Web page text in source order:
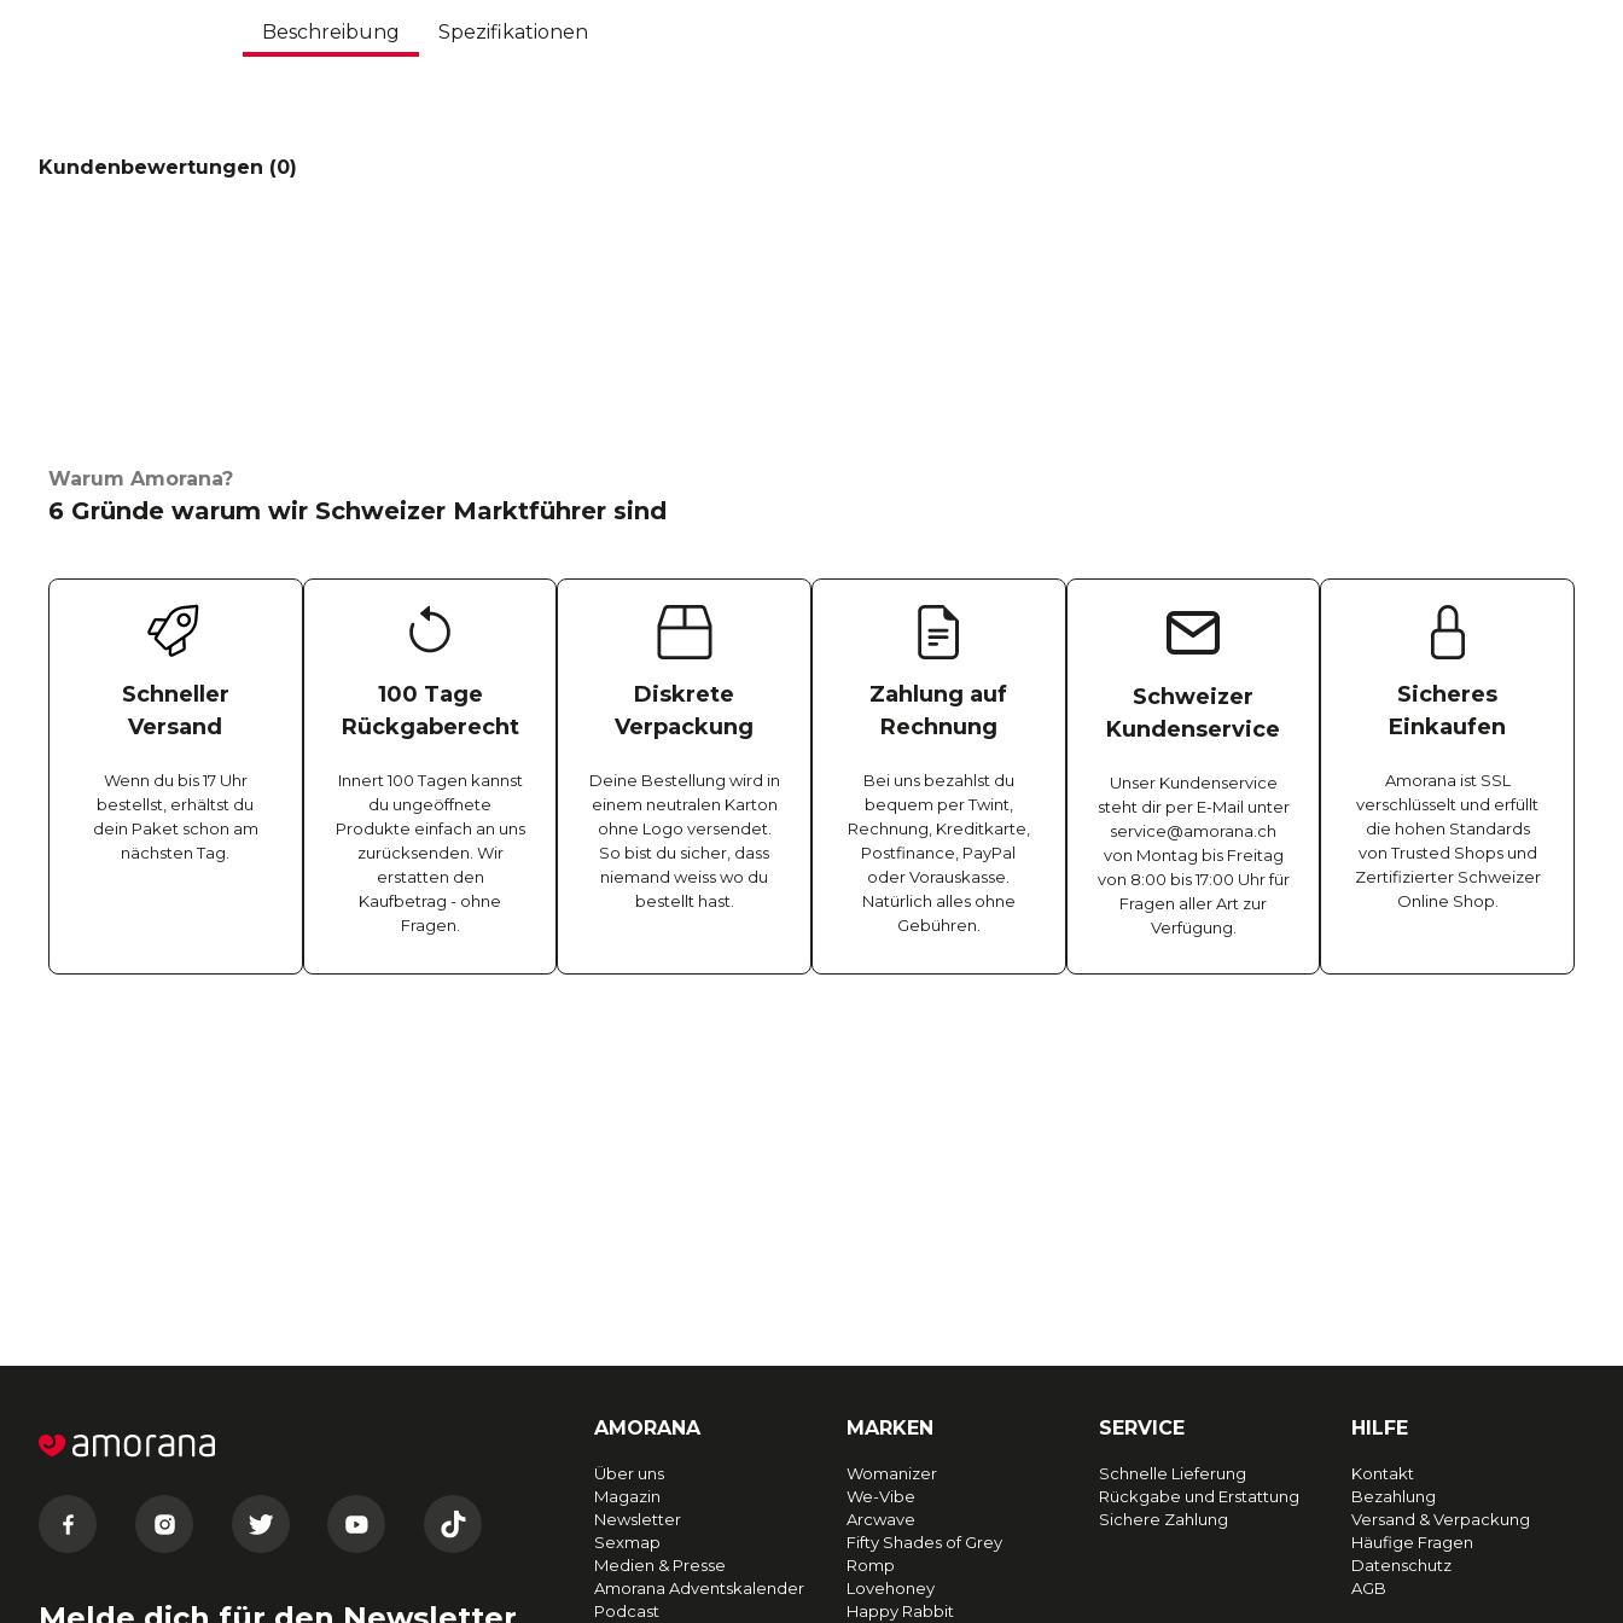
Beschreibung Spezifikationen
Kundenbewertungen (0)
Warum Amorana?
6 Gründe warum wir Schweizer Marktführer sind
Schneller
Versand
Wenn du bis 17 Uhr
bestellst, erhältst du
dein Paket schon am
nächsten Tag.
100 Tage
Rückgaberecht
Innert 100 Tagen kannst
du ungeöffnete
Produkte einfach an uns
zurücksenden. Wir
erstatten den
Kaufbetrag - ohne
Fragen.
Diskrete
Verpackung
Deine Bestellung wird in
einem neutralen Karton
ohne Logo versendet.
So bist du sicher, dass
niemand weiss wo du
bestellt hast.
Zahlung auf
Rechnung
Bei uns bezahlst du
bequem per Twint,
Rechnung, Kreditkarte,
Postfinance, PayPal
oder Vorauskasse.
Natürlich alles ohne
Gebühren.
Schweizer
Kundenservice
Unser Kundenservice
steht dir per E-Mail unter
service@amorana.ch
von Montag bis Freitag
von 8:00 bis 17:00 Uhr für
Fragen aller Art zur
Verfügung.
Sicheres
Einkaufen
Amorana ist SSL
verschlüsselt und erfüllt
die hohen Standards
von Trusted Shops und
Zertifizierter Schweizer
Online Shop.
AMORANA
Über uns
Magazin
Newsletter
Sexmap
Medien & Presse
Amorana Adventskalender
Podcast
MARKEN
Womanizer
We-Vibe
Arcwave
Fifty Shades of Grey
Romp
Lovehoney
Happy Rabbit
SERVICE
Schnelle Lieferung
Rückgabe und Erstattung
Sichere Zahlung
HILFE
Kontakt
Bezahlung
Versand & Verpackung
Häufige Fragen
Datenschutz
AGB